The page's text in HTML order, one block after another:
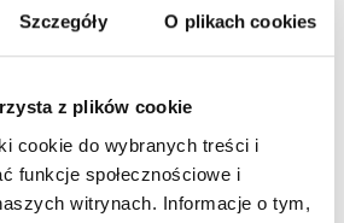
Szczegóły O plikach cookies
z plików cookie
cookie do wybranych treści i
funkcje społecznościowe i
witrynach. Informacje o tym,
o szczegóły oferty